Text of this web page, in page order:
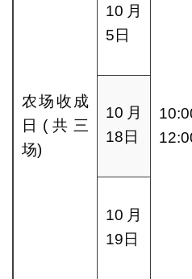
农场收成
日(共三
场)
10月
5日
10月
18日
10月
19日